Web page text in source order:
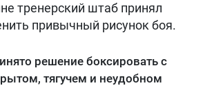
тренерский штаб принял
привычный рисунок боя.
решение боксировать с
тягучем и неудобном